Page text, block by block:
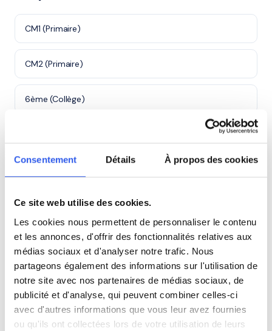
Consentement Détails À propos des cookies
Ce site web utilise des cookies.
Les cookies nous permettent de personnaliser le contenu
et les annonces, d'offrir des fonctionnalités relatives aux
médias sociaux et d'analyser notre trafic. Nous
partageons également des informations sur l'utilisation de
notre site avec nos partenaires de médias sociaux, de
publicité et d'analyse, qui peuvent combiner celles-ci
avec d'autres informations que vous leur avez fournies
ou qu'ils ont collectées lors de votre utilisation de leurs
CM1 (Primaire)
CM2 (Primaire)
6ème (Collège)
3ème (Collège)
Seconde (Lycée)
Première (Lycée)
Terminale (Lycée)